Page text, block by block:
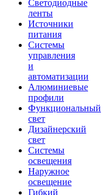
Светодиодные
ленты
Источники
питания
Системы
управления
и
автоматизации
Алюминиевые
профили
Функциональный
свет
Дизайнерский
свет
Системы
освещения
Наружное
освещение
Гибкий